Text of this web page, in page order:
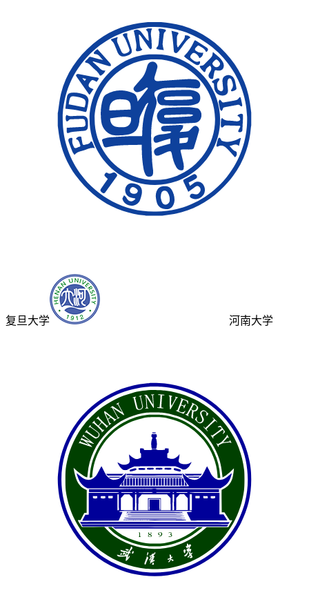
复旦大学 河南大学